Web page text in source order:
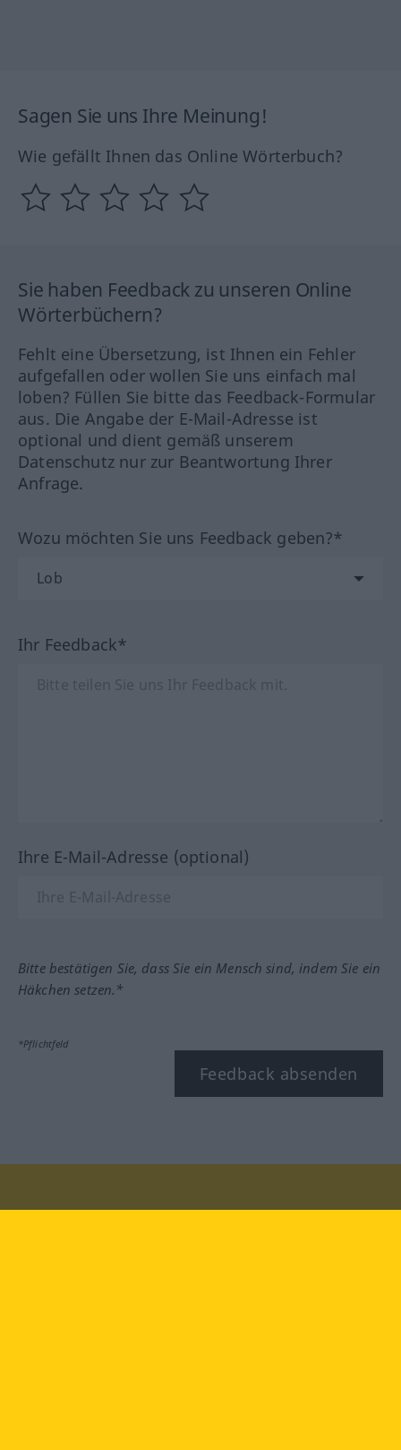
Sagen Sie uns Ihre Meinung!
Wie gefällt Ihnen das Online Wörterbuch?
Sie haben Feedback zu unseren Online
Wörterbüchern?
Fehlt eine Übersetzung, ist Ihnen ein Fehler
aufgefallen oder wollen Sie uns einfach mal
loben? Füllen Sie bitte das Feedback-Formular
aus. Die Angabe der E-Mail-Adresse ist
optional und dient gemäß unserem
Datenschutz nur zur Beantwortung Ihrer
Anfrage.
Wozu möchten Sie uns Feedback geben?*
Ihr Feedback*
Ihre E-Mail-Adresse (optional)
Bitte bestätigen Sie, dass Sie ein Mensch sind, indem Sie ein
Häkchen setzen.*
*Pflichtfeld
Feedback absenden